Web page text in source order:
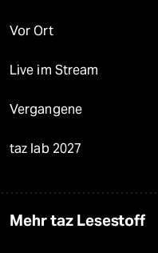
Vor Ort
Live im Stream
Vergangene
taz lab 2027
Mehr taz Lesestoff